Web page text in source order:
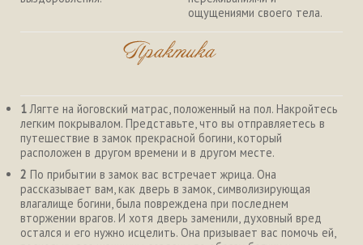
ощущениями своего тела.
1Лягте на йоговский матрас, положенный на пол. Накройтесь
легким покрывалом. Представьте, что вы отправляетесь в
путешествие в замок прекрасной богини, который
расположен в другом времени и в другом месте.
2 По прибытии в замок вас встречает жрица. Она
рассказывает вам, как дверь в замок, символизирующая
влагалище богини, была повреждена при последнем
вторжении врагов. И хотя дверь заменили, духовный вред
остался и его нужно исцелить. Она призывает вас помочь ей,